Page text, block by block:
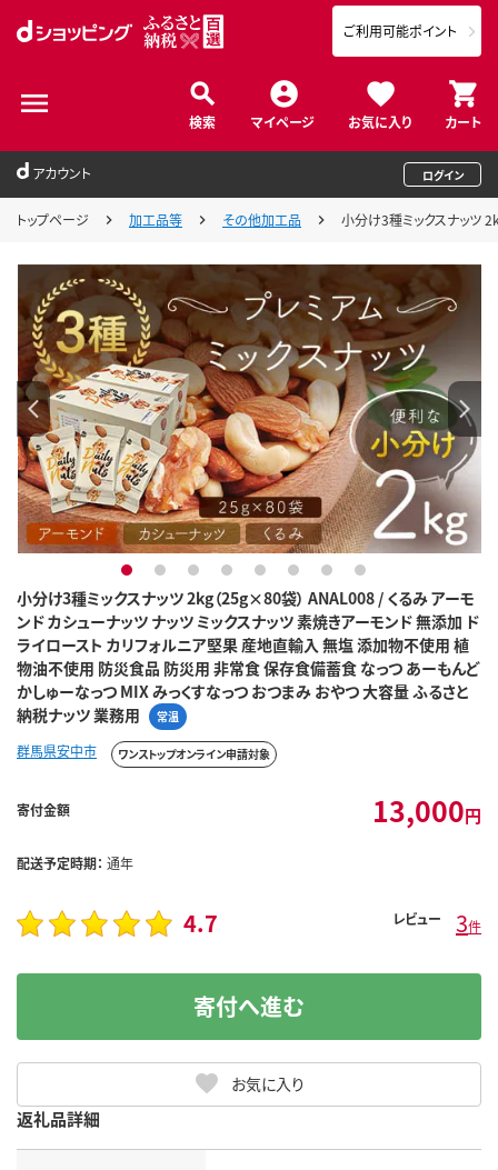
検索 マイページ お気に入り カート
ご利用可能ポイント
アカウント ログイン
トップページ 加工品等 その他加工品 小分け3種ミックスナッツ
小分け3種ミックスナッツ 2kg（25g×80袋） ANAL008 / くるみ アーモ
ンド カシューナッツ ナッツ ミックスナッツ 素焼きアーモンド 無添加 ド
ライロースト カリフォルニア堅果 産地直輸入 無塩 添加物不使用 植
物油不使用 防災食品 防災用 非常食 保存食備蓄食 なっつ あーもんど
かしゅーなっつ MIX みっくすなっつ おつまみ おやつ 大容量 ふるさと
納税ナッツ 業務用
常温
1 2 3 4 5 6 7 8
群馬県安中市 ワンストップオンライン申請対象
寄付金額 13,000円
配送予定時期： 通年
4.7 レビュー 3件
お気に入り
寄付へ進む
返礼品詳細